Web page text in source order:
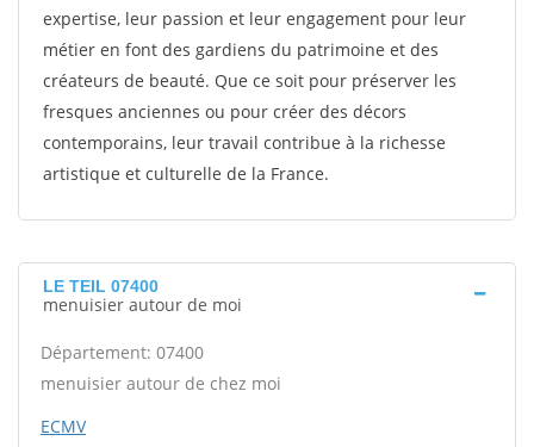
expertise, leur passion et leur engagement pour leur
métier en font des gardiens du patrimoine et des
créateurs de beauté. Que ce soit pour préserver les
fresques anciennes ou pour créer des décors
contemporains, leur travail contribue à la richesse
artistique et culturelle de la France.
LE TEIL 07400
menuisier autour de moi
Département: 07400
menuisier autour de chez moi
ECMV